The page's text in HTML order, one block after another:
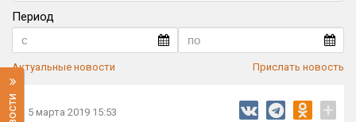
Период
Актуальные новости Прислать новость
5 марта 2019 15:53 +